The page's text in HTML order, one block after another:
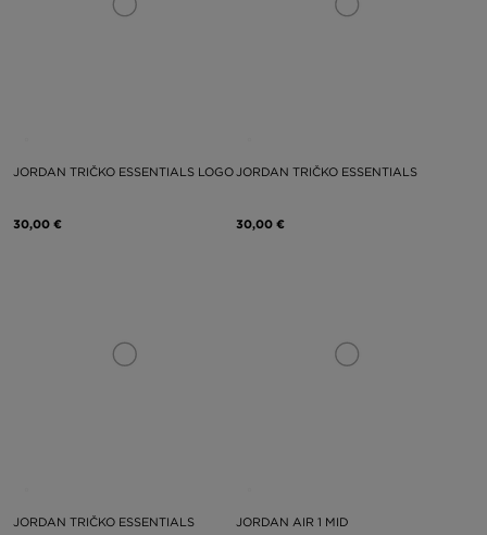
JORDAN TRIČKO ESSENTIALS LOGO
30,00 €
JORDAN TRIČKO ESSENTIALS
30,00 €
JORDAN TRIČKO ESSENTIALS JORDAN AIR 1 MID